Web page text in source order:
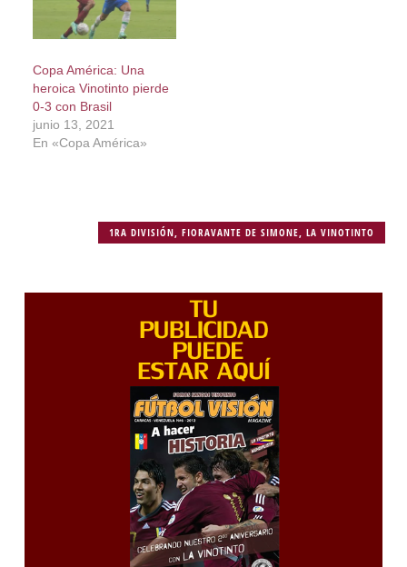
Copa América: Una
heroica Vinotinto pierde
0-3 con Brasil
junio 13, 2021
En «Copa América»
1RA DIVISIÓN ,FIORAVANTE DE SIMONE ,LA VINOTINTO